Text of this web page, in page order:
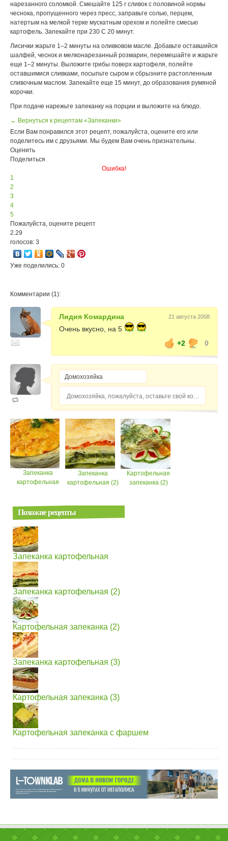
нарезанного соломкой. Смешайте 125 г сливок с половиной нормы
чеснока, пропущенного через пресс, заправьте солью, перцем,
натертым на мелкой терке мускатным орехом и полейте смесью
картофель. Запекайте при 230 С 20 минут.
Лисички жарьте 1–2 минуты на оливковом масле. Добавьте оставшийся
шалфей, чеснок и мелконарезанный розмарин, перемешайте и жарьте
еще 1–2 минуты. Выложите грибы поверх картофеля, полейте
оставшимися сливками, посыпьте сыром и сбрызните растопленным
сливочным маслом. Запекайте еще 15 минут, до образования румяной
корочки.
При подаче нарежьте запеканку на порции и выложите на блюдо.
← Вернуться к рецептам «Запеканки»
Если Вам понравился этот рецепт, пожалуйста, оцените его или
поделитесь им с друзьями. Мы будем Вам очень признательны.
Оценить
Поделиться
Ошибка!
1
2
3
4
5
Пожалуйста, оцените рецепт
2.29
голосов: 3
Уже поделились: 0
Комментарии (1):
Лидия Комардина 21 августа 2008
Очень вкусно, на 5
+2
0
Домохозяйка, пожалуйста, оставьте свой комментарий...
Запеканка
картофельная
Запеканка
картофельная (2)
Картофельная
запеканка (2)
Похожие рецепты
Запеканка картофельная
Запеканка картофельная (2)
Картофельная запеканка (2)
Запеканка картофельная (3)
Картофельная запеканка (3)
Картофельная запеканка с фаршем